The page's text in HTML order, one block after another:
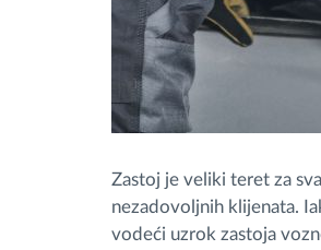
Zastoj je veliki teret za
nezadovoljnih klijenata.
vodeći uzrok zastoja